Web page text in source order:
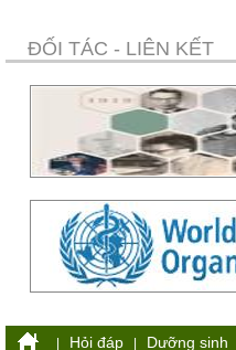
ĐỐI TÁC - LIÊN KẾT
Hỏi đáp Dưỡng sinh